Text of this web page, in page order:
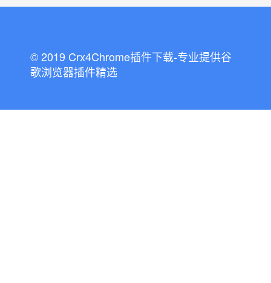
© 2019 Crx4Chrome插件下载-专业提供谷
歌浏览器插件精选